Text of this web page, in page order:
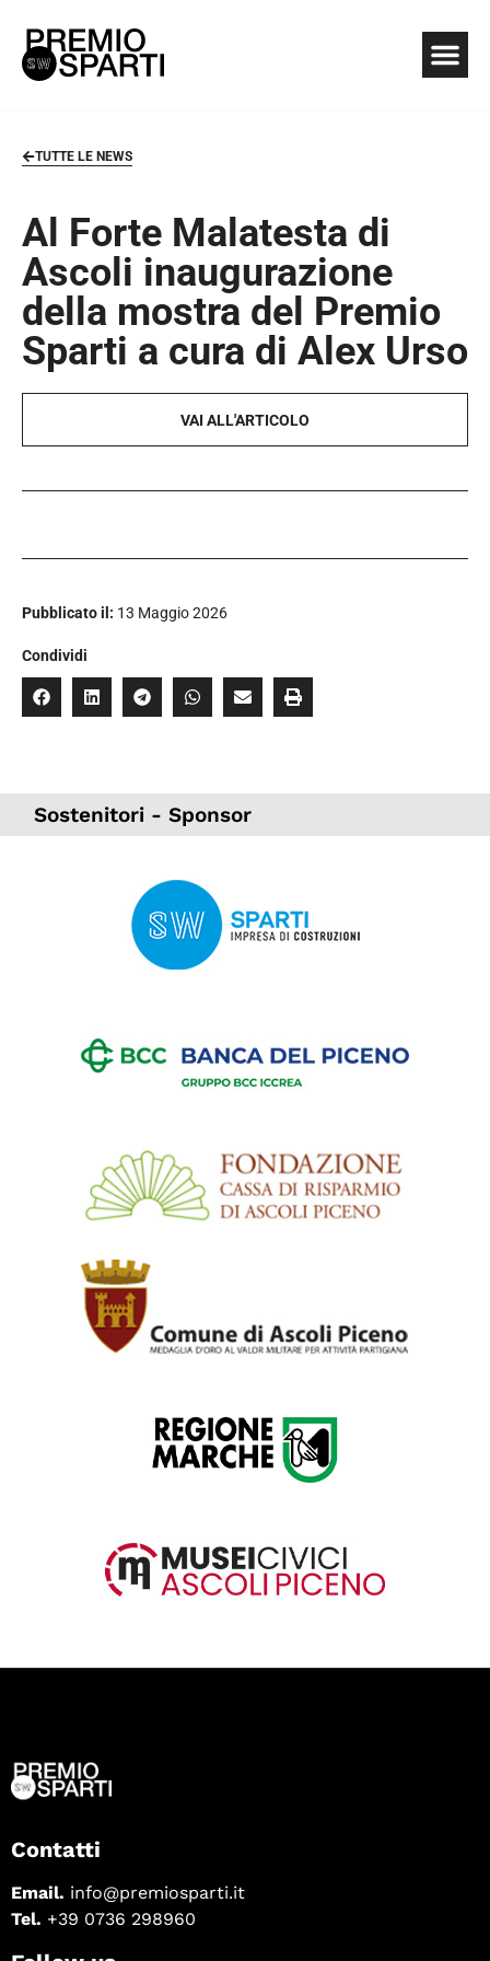
TUTTE LE NEWS
Al Forte Malatesta di
Ascoli inaugurazione
della mostra del Premio
Sparti a cura di Alex Urso
VAI ALL'ARTICOLO
Condividi
Pubblicato il: 13 Maggio 2026
Sostenitori - Sponsor
Contatti
Email. info@premiosparti.it
Tel. +39 0736 298960